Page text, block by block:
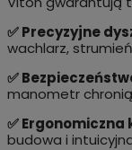
✅ Precyzyjne
wachlarz,
✅
manometr
✅
budowa i